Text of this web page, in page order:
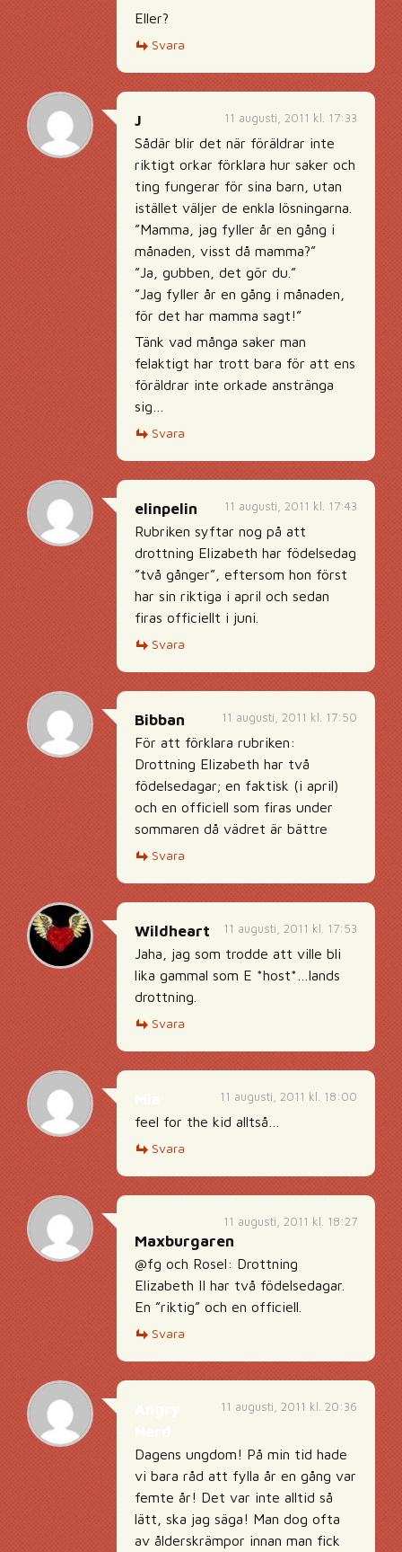
Eller?
Svara
11 augusti, 2011 kl. 17:33
J
Sådär blir det när föräldrar inte
riktigt orkar förklara hur saker och
ting fungerar för sina barn, utan
istället väljer de enkla lösningarna.
”Mamma, jag fyller år en gång i
månaden, visst då mamma?”
”Ja, gubben, det gör du.”
”Jag fyller år en gång i månaden,
för det har mamma sagt!”
Tänk vad många saker man
felaktigt har trott bara för att ens
föräldrar inte orkade anstränga
sig…
Svara
11 augusti, 2011 kl. 17:43
elinpelin
Rubriken syftar nog på att
drottning Elizabeth har födelsedag
”två gånger”, eftersom hon först
har sin riktiga i april och sedan
firas officiellt i juni.
Svara
11 augusti, 2011 kl. 17:50
Bibban
För att förklara rubriken:
Drottning Elizabeth har två
födelsedagar; en faktisk (i april)
och en officiell som firas under
sommaren då vädret är bättre
Svara
11 augusti, 2011 kl. 17:53
Wildheart
Jaha, jag som trodde att ville bli
lika gammal som E *host*…lands
drottning.
Svara
11 augusti, 2011 kl. 18:00
feel for the kid alltså…
Svara
11 augusti, 2011 kl. 18:27
Maxburgaren
@fg och Rosel: Drottning
Elizabeth II har två födelsedagar.
En ”riktig” och en officiell.
Svara
11 augusti, 2011 kl. 20:36
Dagens ungdom! På min tid hade
vi bara råd att fylla år en gång var
femte år! Det var inte alltid så
lätt, ska jag säga! Man dog ofta
av ålderskrämpor innan man fick